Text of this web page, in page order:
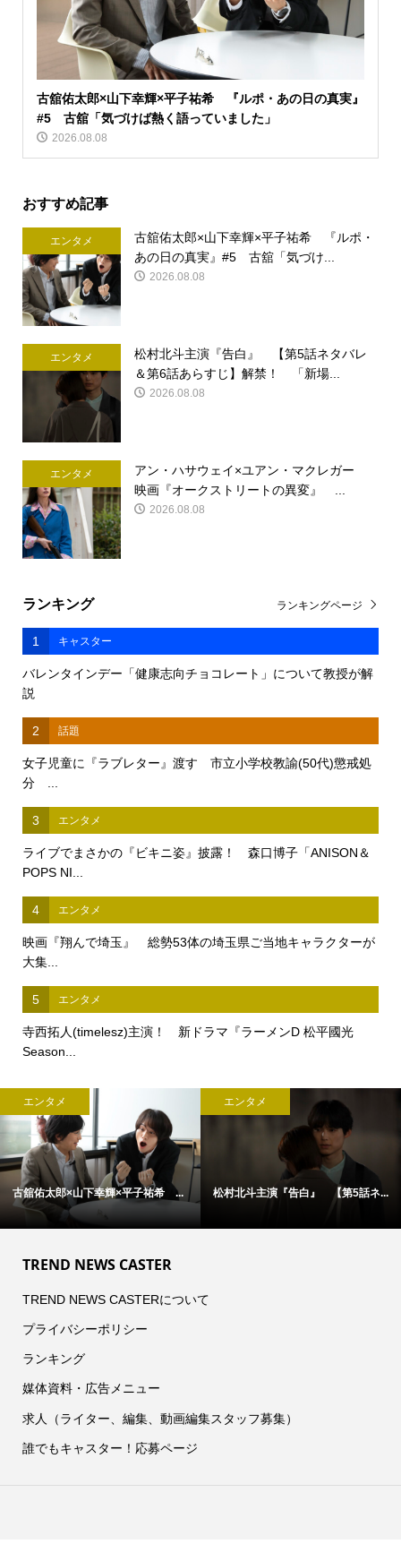
古舘佑太郎×山下幸輝×平子祐希 『ルポ・あの日の真実』
#5 古舘「気づけば熱く語っていました」
2026.08.08
おすすめ記事
エンタメ
古舘佑太郎×山下幸輝×平子祐希 『ルポ・
あの日の真実』#5 古舘「気づけ...
2026.08.08
エンタメ
松村北斗主演『告白』 【第5話ネタバレ
＆第6話あらすじ】解禁！ 「新場...
2026.08.08
エンタメ
アン・ハサウェイ×ユアン・マクレガー
映画『オークストリートの異変』 ...
2026.08.08
ランキング
1 キャスター
バレンタインデー「健康志向チョコレート」について教授が解
説
2 話題
女子児童に『ラブレター』渡す 市立小学校教諭(50代)懲戒処
分 ...
3 エンタメ
ライブでまさかの『ビキニ姿』披露！ 森口博子「ANISON＆
POPS NI...
4 エンタメ
映画『翔んで埼玉』 総勢53体の埼玉県ご当地キャラクターが
大集...
5 エンタメ
寺西拓人(timelesz)主演！ 新ドラマ『ラーメンD 松平國光
Season...
ランキングページ
エンタメ
古舘佑太郎×山下幸輝×平子祐希 ...
エンタメ
松村北斗主演『告白』 【第5話ネ...
TREND NEWS CASTER
TREND NEWS CASTERについて
プライバシーポリシー
ランキング
媒体資料・広告メニュー
求人（ライター、編集、動画編集スタッフ募集）
誰でもキャスター！応募ページ